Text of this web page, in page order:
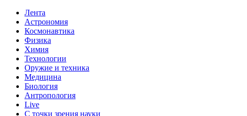
Лента
Астрономия
Космонавтика
Физика
Химия
Технологии
Оружие и техника
Медицина
Биология
Антропология
Live
С точки зрения науки